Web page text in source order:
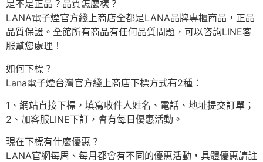
是不是正品？品質怎麼樣？
LANA電子煙官方綫上商店全都是LANA品牌專櫃商品，正品
品質保證。全館所有商品有任何品質問題，可以咨詢LINE客
服幫您處理！
如何下標？
Lana電子煙台灣官方綫上商店下標方式有2種：
1、網站直接下標，填寫收件人姓名、電話、地址提交訂單；
2、加客服LINE下訂，會有每日優惠活動。
現在下標有什麼優惠？
LANA官網每周、每月都會有不同的優惠活動，具體優惠請註